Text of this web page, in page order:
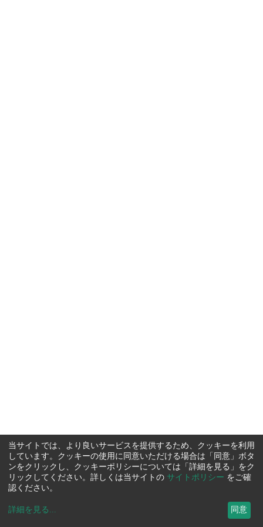
当サイトでは、より良いサービスを提供するため、クッキーを利用
しています。クッキーの使用に同意いただける場合は「同意」ボタ
ンをクリックし、クッキーポリシーについては「詳細を見る」をク
リックしてください。詳しくは当サイトの サイトポリシー をご確
認ください。
詳細を見る ... 同意